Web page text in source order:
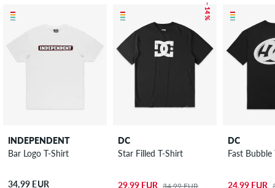
INDEPENDENT
Bar Logo T-Shirt
34,99 EUR
– 14 %
DC
Star Filled T-Shirt
29,99 EUR 34,99 EUR
DC
Fast Bubble
24,99 EUR